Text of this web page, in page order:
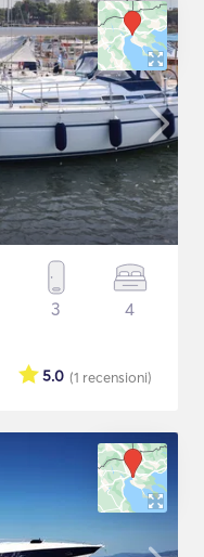
3 4
(1 recensioni)
5.0